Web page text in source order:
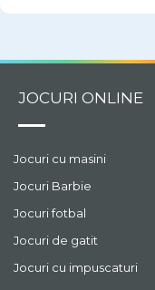
JOCURI ONLINE
Jocuri cu masini
Jocuri Barbie
Jocuri fotbal
Jocuri de gatit
Jocuri cu impuscaturi